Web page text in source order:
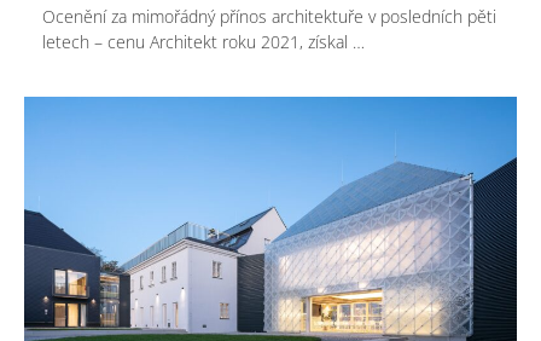
Ocenění za mimořádný přínos architektuře v posledních pěti
letech – cenu Architekt roku 2021, získal …